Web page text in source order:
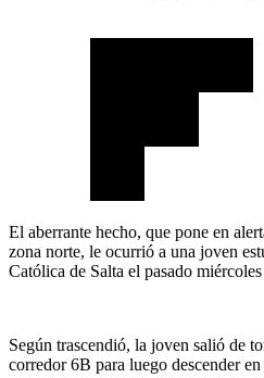
El aberrante hecho, que pone en
zona norte, le ocurrió a una joven
Católica de Salta el pasado
Según trascendió, la joven salió de
corredor 6B para luego descender